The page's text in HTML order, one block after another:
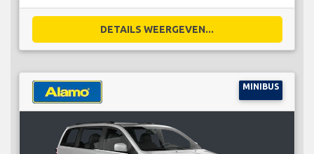
DETAILS WEERGEVEN...
MINIBUS